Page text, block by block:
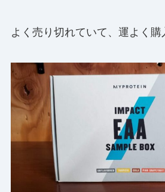
よく売り切れていて、運よく購